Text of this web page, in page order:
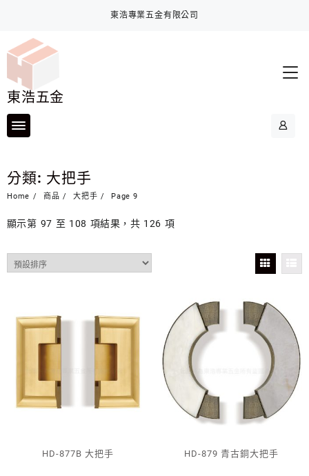
東浩專業五金有限公司
東浩五金
分類: 大把手
Home 商品 大把手 Page 9
顯示第 97 至 108 項結果，共 126 項
HD-877B 大把手 HD-879 青古銅大把手